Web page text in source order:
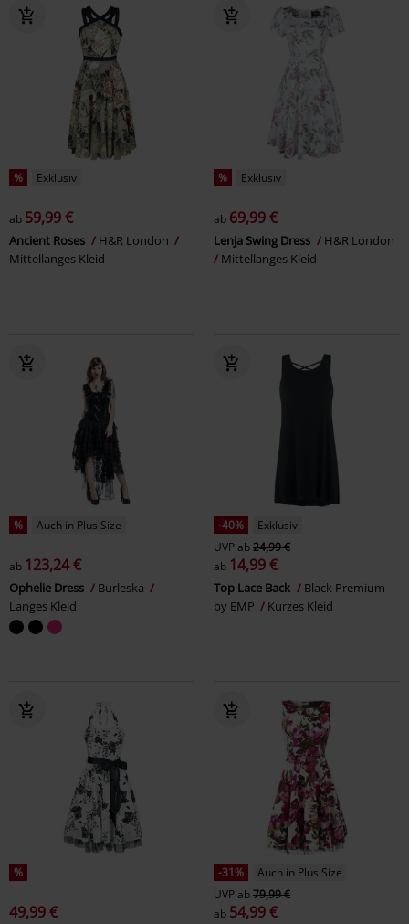
% Exklusiv
ab 59,99 €
Ancient Roses
H&R London
Mittellanges Kleid
% Exklusiv
ab 69,99 €
Lenja Swing Dress
H&R London
Mittellanges Kleid
% Auch in Plus Size
ab 123,24 €
Ophelie Dress
Burleska
Langes Kleid
-40%
Exklusiv
UVPab24,99 €
ab 14,99 €
Top Lace Back
Black Premium
by EMP
Kurzes Kleid
%
49,99 €
-31%
Auch in Plus Size
UVPab79,99 €
ab 54,99 €